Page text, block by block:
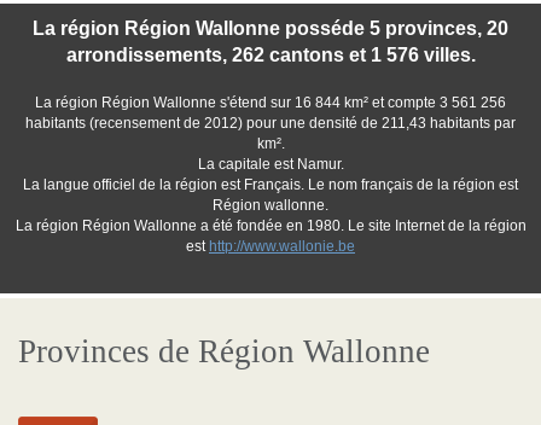
La région Région Wallonne posséde 5 provinces, 20
arrondissements, 262 cantons et 1 576 villes.
La région Région Wallonne s'étend sur 16 844 km² et compte 3 561 256
habitants (recensement de 2012) pour une densité de 211,43 habitants par
km².
La capitale est Namur.
La langue officiel de la région est Français. Le nom français de la région est
Région wallonne.
La région Région Wallonne a été fondée en 1980. Le site Internet de la région
est http://www.wallonie.be
Provinces de Région Wallonne